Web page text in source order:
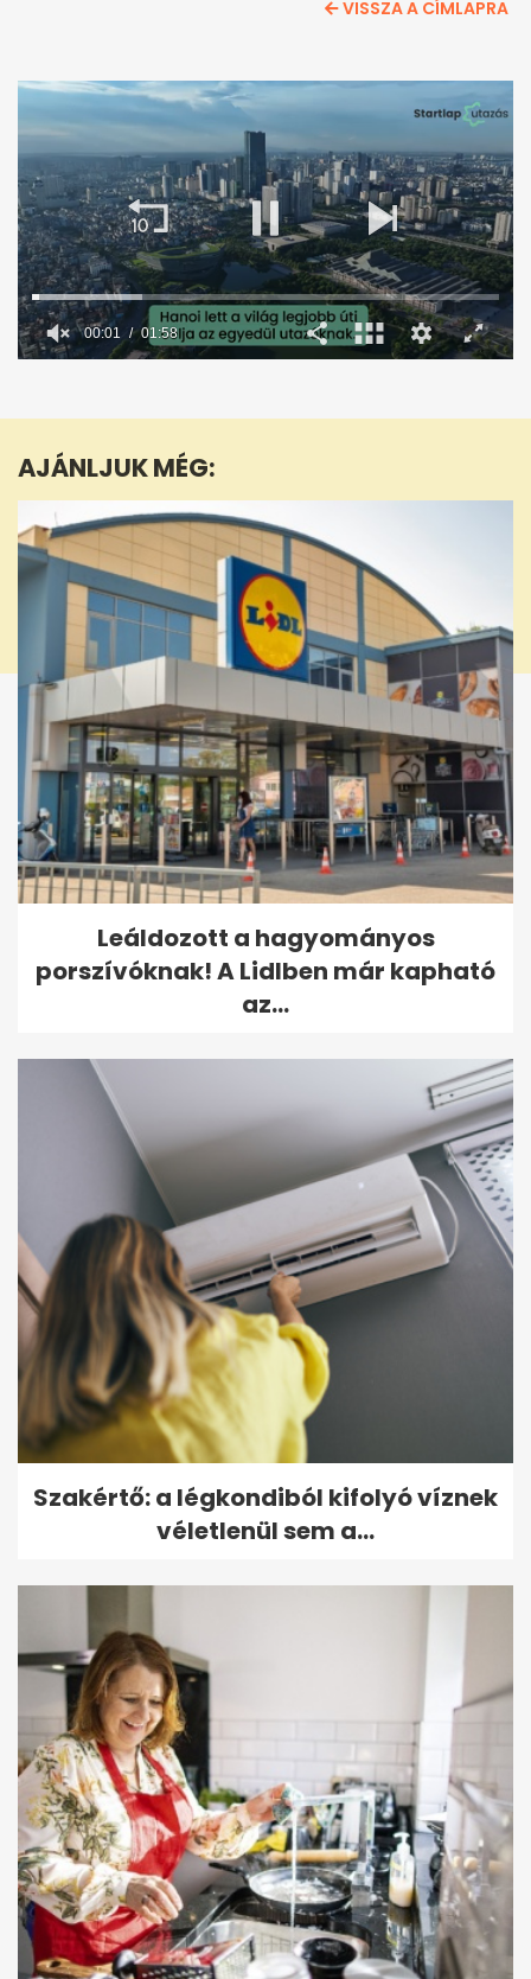
VISSZA A CÍMLAPRA
1
58
seconds
00:02 01:58
AJÁNLJUK MÉG:
Leáldozott a hagyományos
porszívóknak! A Lidlben már kapható
az...
Szakértő: a légkondiból kifolyó víznek
véletlenül sem a...